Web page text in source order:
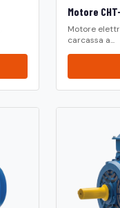
Motore
Motore
carcassa a...